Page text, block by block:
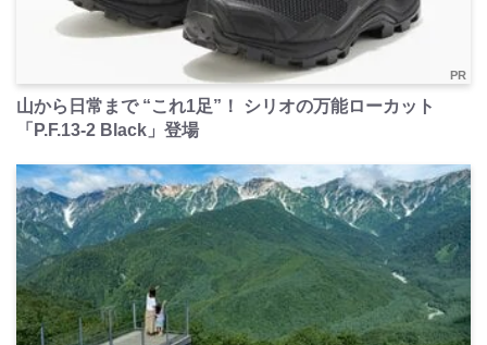
PR
山から日常まで “これ1足”！ シリオの万能ローカット
「P.F.13-2 Black」登場